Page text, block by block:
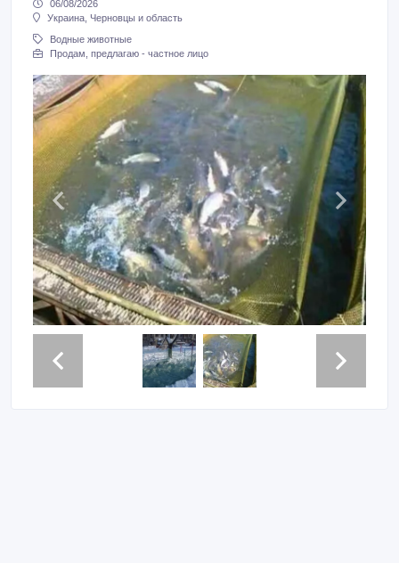
06/08/2026
Украина, Черновцы и область
Водные животные
Продам, предлагаю - частное лицо